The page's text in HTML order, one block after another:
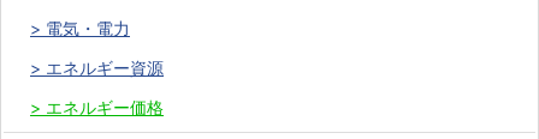
電気・電力
エネルギー資源
エネルギー価格